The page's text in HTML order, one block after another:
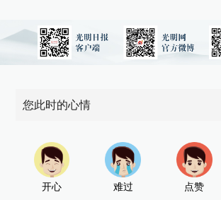
您此时的心情
开心 难过 点赞